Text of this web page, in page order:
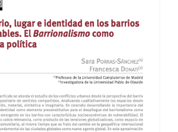
lugar e
en los barrios
El
como